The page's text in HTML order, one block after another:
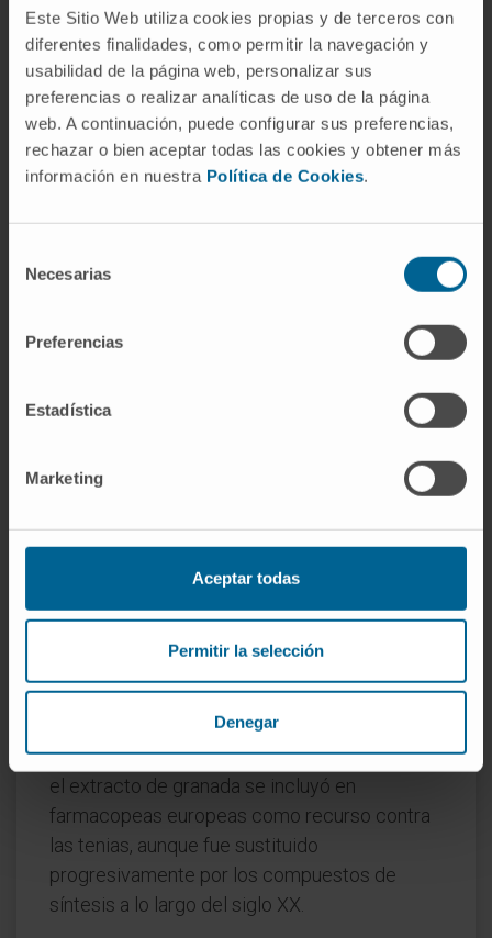
Este Sitio Web utiliza cookies propias y de terceros con
diferentes finalidades, como permitir la navegación y
usabilidad de la página web, personalizar sus
preferencias o realizar analíticas de uso de la página
web. A continuación, puede configurar sus preferencias,
rechazar o bien aceptar todas las cookies y obtener más
información en nuestra Política de Cookies.
Necesarias
Preferencias
Estadística
Marketing
Aceptar todas
Permitir la selección
Denegar
antimaláricos), ectoparásitos (como los
pediculicidas) y otros organismos que no son
helmintos. Antihelmíntico es, dentro de esa
categoría amplia, el subgrupo que actúa
contra los gusanos.
¿Los antihelmínticos actúan igual
Depende del grupo. Un compuesto puede ser
muy eficaz contra nematodos y carecer de
razón está en las diferencias biológicas entre
nematodos, cestodos y trematodos tienen
rutas metabólicas distintos, de modo que las
dianas moleculares de cada compuesto no
¿Por qué se usaba la granada como
antihelmíntico en la antigüedad?
La corteza de la raíz del granado contiene
paralizan la musculatura de ciertos cestodos.
El papiro de Ebers ya lo prescribía hacia 1550
a. C. para la expulsión de tenias. En el siglo XIX,
el extracto de granada se incluyó en
farmacopeas europeas como recurso contra
las tenias, aunque fue sustituido
progresivamente por los compuestos de
síntesis a lo largo del siglo XX.